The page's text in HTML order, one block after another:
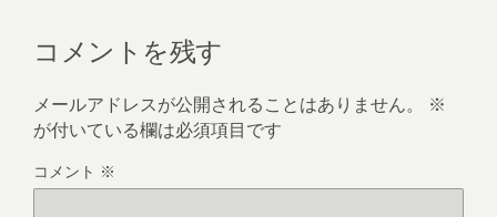
コメントを残す
メールアドレスが公開されることはありません。
※
が付いている欄は必須項目です
コメント ※